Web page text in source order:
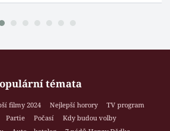
témata
filmy 2024 Nejlepší horory
TV program
Partie Počasí
Kdy budou volby